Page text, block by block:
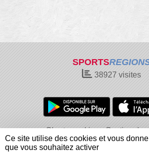
SPORTS
38927 visites
Charte cookies
Gestion
Informations légales
Signaler un
Ce site utilise des cookies et vous
que vous souhaitez activer